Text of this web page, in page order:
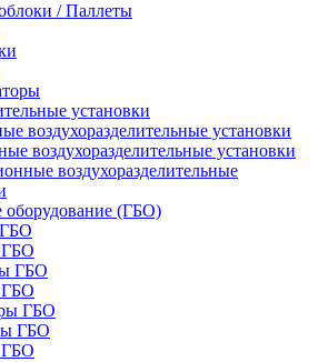
/ Паллеты
установки
воздухоразделительные установки
воздухоразделительные установки
воздухоразделительные
оборудование (ГБО)
ГБО
ГБО
ГБО